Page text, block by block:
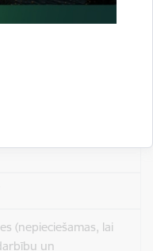
un
(nepieciešamas, lai
un